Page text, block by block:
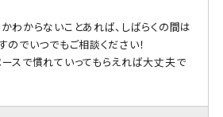
わからないことあれば、しばらくの間は
のでいつでもご相談ください！
スで慣れていってもらえれば大丈夫で